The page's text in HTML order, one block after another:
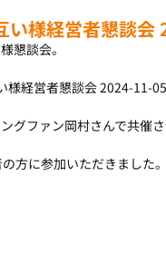
様経営者懇談会
懇談会。
様経営者懇談会 2024-11-05
グファン岡村さんで共催
方に参加いただきました。